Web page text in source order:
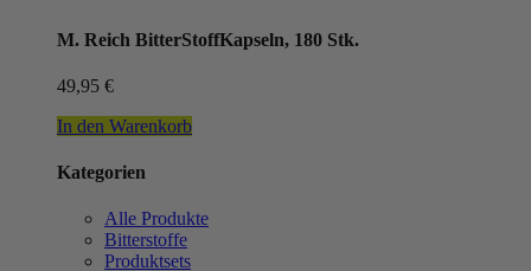
M. Reich BitterStoffKapseln, 180 Stk.
49,95 €
In den Warenkorb
Kategorien
Alle Produkte
Bitterstoffe
Produktsets